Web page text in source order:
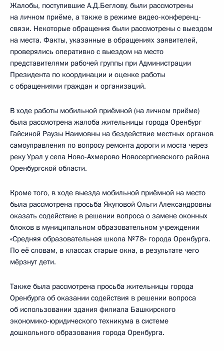
Жалобы, поступившие А.Д.Беглову, были рассмотрены
на личном приёме, а также в режиме видео-конференц-
связи. Некоторые обращения были рассмотрены с выездом
на места. Факты, указанные в обращениях заявителей,
проверялись оперативно с выездом на место
представителями рабочей группы при Администрации
Президента по координации и оценке работы
с обращениями граждан и организаций.
В ходе работы мобильной приёмной (на личном приёме)
была рассмотрена жалоба жительницы города Оренбург
Гайсиной Раузы Наимовны на бездействие местных органов
самоуправления по вопросу ремонта дороги и моста через
реку Урал у села Ново-Ахмерово Новосергиевского района
Оренбургской области.
Кроме того, в ходе выезда мобильной приёмной на место
была рассмотрена просьба Якуповой Ольги Александровны
оказать содействие в решении вопроса о замене оконных
блоков в муниципальном образовательном учреждении
«Средняя образовательная школа №78» города Оренбурга.
По её словам, в классах старые окна, в результате чего
мёрзнут дети.
Также была рассмотрена просьба жительницы города
Оренбурга об оказании содействия в решении вопроса
об использовании здания филиала Башкирского
экономико-юридического техникума в системе
дошкольного образования города Оренбурга.